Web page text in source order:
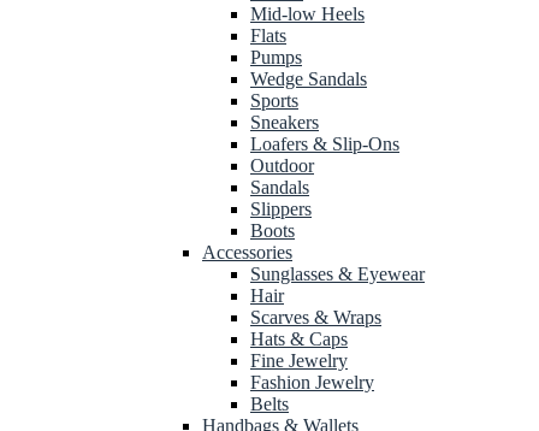
Mid-low Heels
Flats
Pumps
Wedge Sandals
Sports
Sneakers
Loafers & Slip-Ons
Outdoor
Sandals
Slippers
Boots
Accessories
Sunglasses & Eyewear
Hair
Scarves & Wraps
Hats & Caps
Fine Jewelry
Fashion Jewelry
Belts
Handbags & Wallets